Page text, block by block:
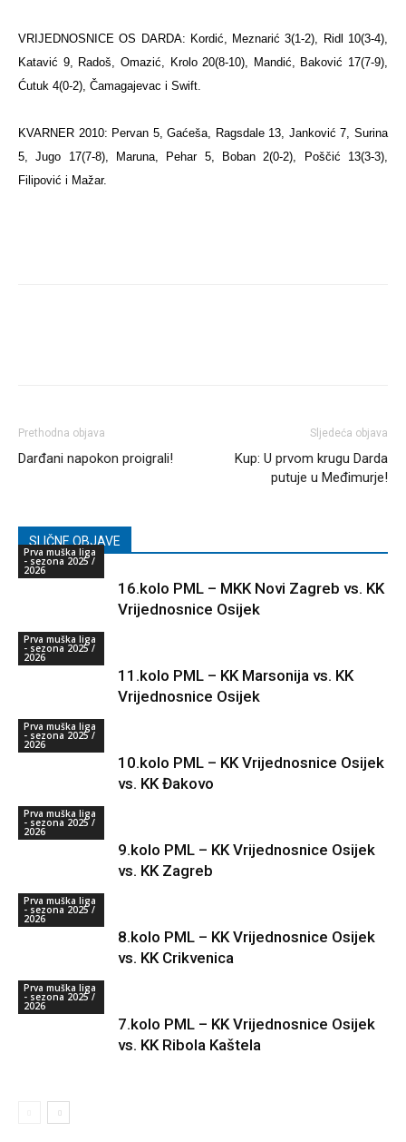
VRIJEDNOSNICE OS DARDA: Kordić, Meznarić 3(1-2), Ridl 10(3-4),
Katavić 9, Radoš, Omazić, Krolo 20(8-10), Mandić, Baković 17(7-9),
Ćutuk 4(0-2), Čamagajevac i Swift.
KVARNER 2010: Pervan 5, Gaćeša, Ragsdale 13, Janković 7, Surina
5, Jugo 17(7-8), Maruna, Pehar 5, Boban 2(0-2), Poščić 13(3-3),
Filipović i Mažar.
Prethodna objava
Darđani napokon proigrali!
Sljedeća objava
Kup: U prvom krugu Darda
putuje u Međimurje!
SLIČNE OBJAVE
Prva muška liga
- sezona 2025 /
2026
16.kolo PML – MKK Novi Zagreb vs. KK
Vrijednosnice Osijek
Prva muška liga
- sezona 2025 /
2026
11.kolo PML – KK Marsonija vs. KK
Vrijednosnice Osijek
Prva muška liga
- sezona 2025 /
2026
10.kolo PML – KK Vrijednosnice Osijek
vs. KK Đakovo
Prva muška liga
- sezona 2025 /
2026
9.kolo PML – KK Vrijednosnice Osijek
vs. KK Zagreb
Prva muška liga
- sezona 2025 /
2026
8.kolo PML – KK Vrijednosnice Osijek
vs. KK Crikvenica
Prva muška liga
- sezona 2025 /
2026
7.kolo PML – KK Vrijednosnice Osijek
vs. KK Ribola Kaštela